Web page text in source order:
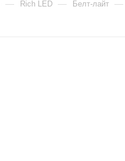
— Rich LED — Белт-лайт —